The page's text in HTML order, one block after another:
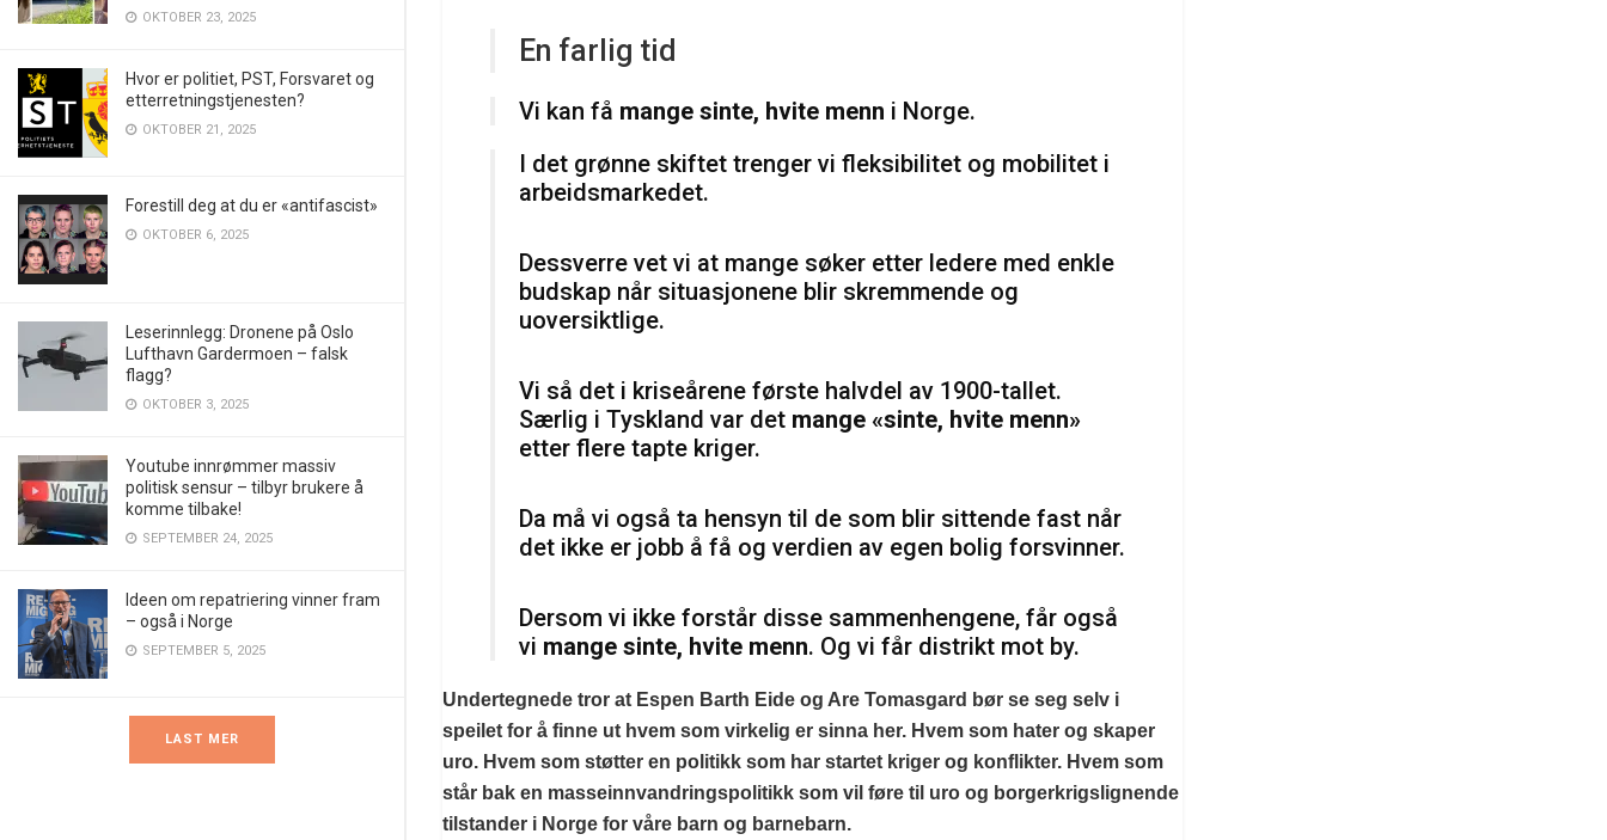
OKTOBER 23, 2025
Hvor er politiet, PST, Forsvaret og
etterretningstjenesten?
OKTOBER 21, 2025
Forestill deg at du er «antifascist»
OKTOBER 6, 2025
Leserinnlegg: Dronene på Oslo
Lufthavn Gardermoen – falsk
flagg?
OKTOBER 3, 2025
Youtube innrømmer massiv
politisk sensur – tilbyr brukere å
komme tilbake!
SEPTEMBER 24, 2025
Ideen om repatriering vinner fram
– også i Norge
SEPTEMBER 5, 2025
LAST MER
En farlig tid
Vi kan få mange sinte, hvite menn i Norge.
I det grønne skiftet trenger vi fleksibilitet og mobilitet i
arbeidsmarkedet.
Dessverre vet vi at mange søker etter ledere med enkle
budskap når situasjonene blir skremmende og
uoversiktlige.
Vi så det i kriseårene første halvdel av 1900-tallet.
Særlig i Tyskland var det mange «sinte, hvite menn»
etter flere tapte kriger.
Da må vi også ta hensyn til de som blir sittende fast når
det ikke er jobb å få og verdien av egen bolig forsvinner.
Dersom vi ikke forstår disse sammenhengene, får også
vi mange sinte, hvite menn. Og vi får distrikt mot by.
Undertegnede tror at Espen Barth Eide og Are Tomasgard bør se seg selv i
speilet for å finne ut hvem som virkelig er sinna her. Hvem som hater og skaper
uro. Hvem som støtter en politikk som har startet kriger og konflikter. Hvem som
står bak en masseinnvandringspolitikk som vil føre til uro og borgerkrigslignende
tilstander i Norge for våre barn og barnebarn.